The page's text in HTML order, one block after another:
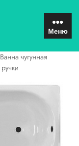
Меню
чугунная